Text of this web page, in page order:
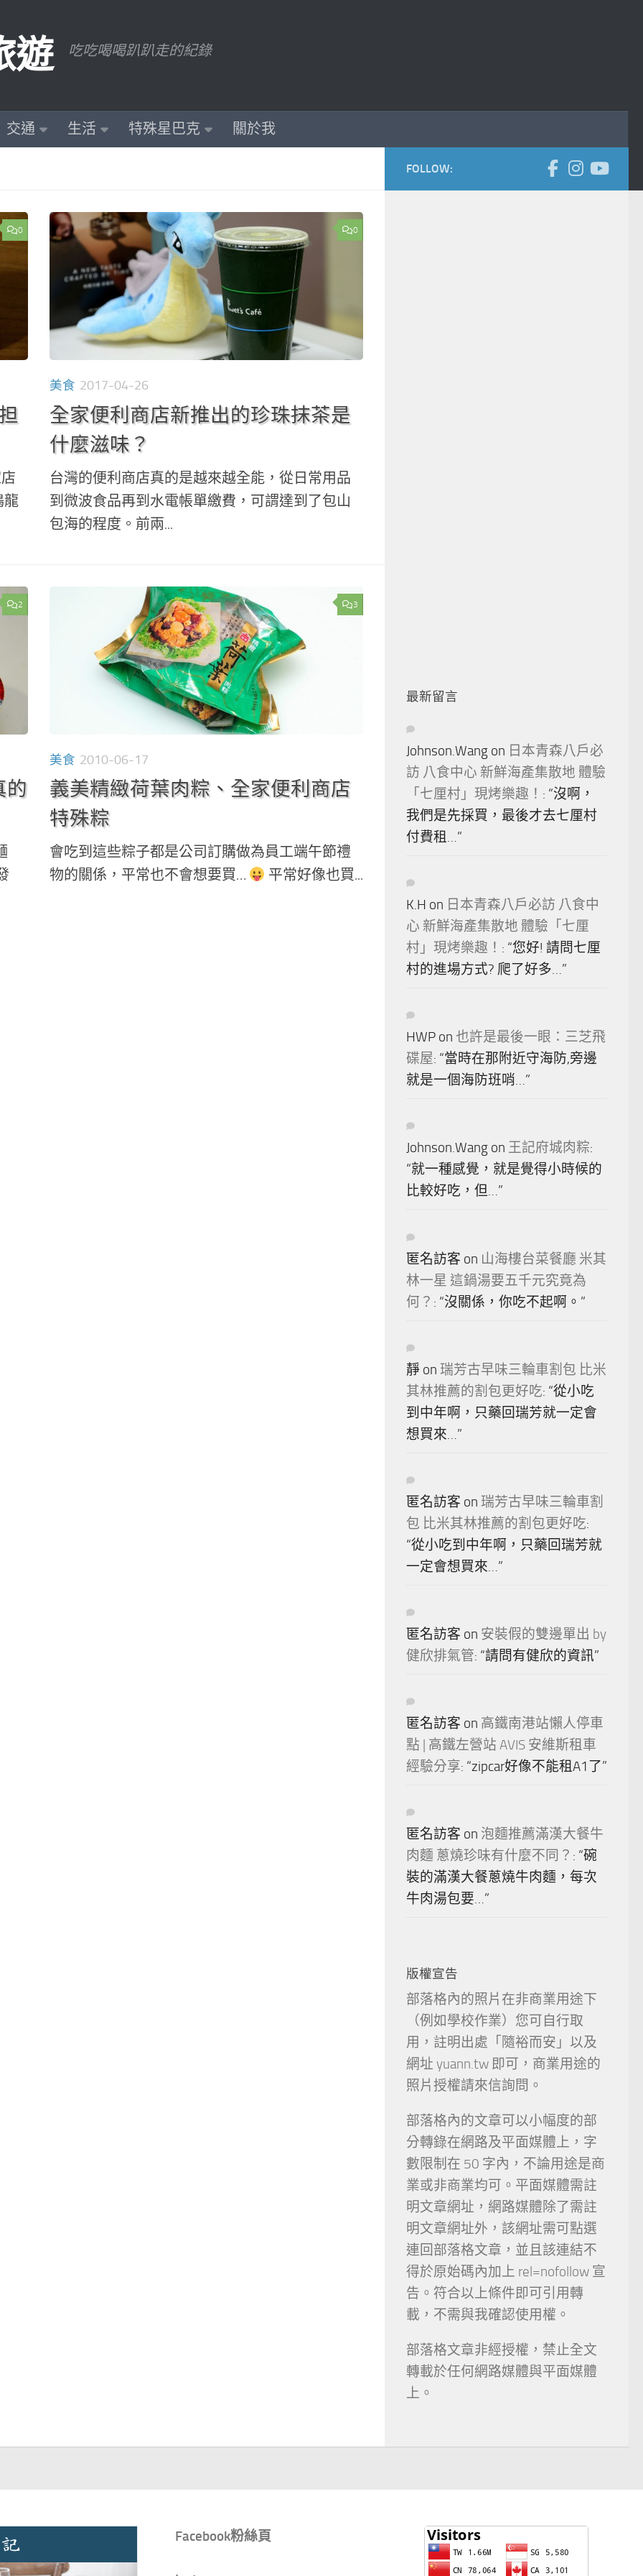
遊 吃吃喝喝趴趴走的紀錄
交通 生活 特殊星巴克 關於我
0
龍
0
美食 2017-04-26
全家便利商店新推出的珍珠抹茶是
什麼滋味？
台灣的便利商店真的是越來越全能，從日常用品
到微波食品再到水電帳單繳費，可謂達到了包山
包海的程度。前兩...
2
的
3
美食 2010-06-17
義美精緻荷葉肉粽、全家便利商店
特殊粽
會吃到這些粽子都是公司訂購做為員工端午節禮
物的關係，平常也不會想要買…
平常好像也買...
FOLLOW:
最新留言
Johnson.Wang on 日本青森八戶必
訪 八食中心 新鮮海產集散地 體驗
「七厘村」現烤樂趣！ : “沒啊，
我們是先採買，最後才去七厘村
付費租…”
K.H on 日本青森八戶必訪 八食中
心 新鮮海產集散地 體驗「七厘
村」現烤樂趣！ : “您好! 請問七厘
村的進場方式? 爬了好多…”
HWP on 也許是最後一眼：三芝飛
碟屋: “當時在那附近守海防,旁邊
就是一個海防班哨…”
Johnson.Wang on 王記府城肉粽:
“就一種感覺，就是覺得小時候的
比較好吃，但…”
匿名訪客 on 山海樓台菜餐廳 米其
林一星 這鍋湯要五千元究竟為
何？ : “沒關係，你吃不起啊。 ”
靜 on 瑞芳古早味三輪車割包 比米
其林推薦的割包更好吃: “從小吃
到中年啊，只藥回瑞芳就一定會
想買來…”
匿名訪客 on 瑞芳古早味三輪車割
包 比米其林推薦的割包更好吃:
“從小吃到中年啊，只藥回瑞芳就
一定會想買來…”
匿名訪客 on 安裝假的雙邊單出 by
健欣排氣管: “請問有健欣的資訊”
匿名訪客 on 高鐵南港站懶人停車
點 | 高鐵左營站 AVIS 安維斯租車
經驗分享: “zipcar好像不能租A1了”
匿名訪客 on 泡麵推薦滿漢大餐牛
肉麵 蔥燒珍味有什麼不同？ : “碗
裝的滿漢大餐蔥燒牛肉麵，每次
牛肉湯包要…”
版權宣告
部落格內的照片在非商業用途下
（例如學校作業）您可自行取
用，註明出處「隨裕而安」以及
網址 yuann.tw 即可，商業用途的
照片授權請來信詢問。
部落格內的文章可以小幅度的部
分轉錄在網路及平面媒體上，字
數限制在 50 字內，不論用途是商
業或非商業均可。平面媒體需註
明文章網址，網路媒體除了需註
明文章網址外，該網址需可點選
連回部落格文章，並且該連結不
得於原始碼內加上 rel=nofollow 宣
告。符合以上條件即可引用轉
載，不需與我確認使用權。
部落格文章非經授權，禁止全文
轉載於任何網路媒體與平面媒體
上。
Facebook粉絲頁